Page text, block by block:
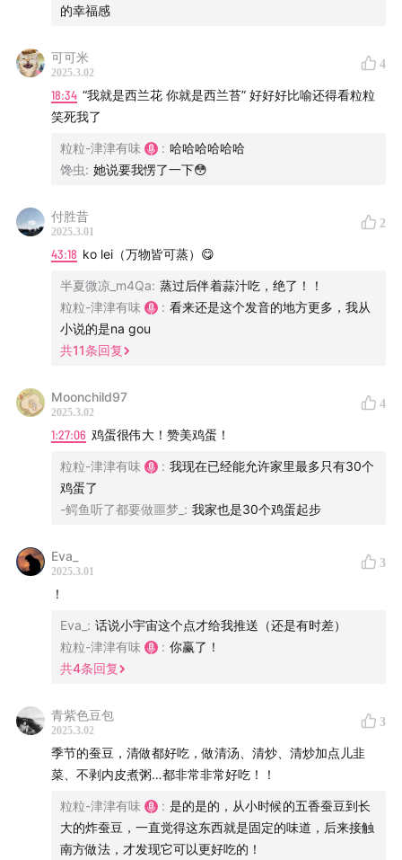
在一派纷繁芜杂里，我们为愉悦双耳而生。科技、教育、
拒绝空泛浮夸。与专业且有趣的人携手缔造清流，分享经
历，传播体验，厘清世界与你的关系。
津津乐道| 科技乱炖
厂长来了|编码人声|沸腾客厅
苹果播客 | 小宇宙App | Spotify | 喜马拉雅 | 网易云音乐
| QQ音乐 | 荔枝FM | 央广云听 | 听听FM | Sure竖耳App |
Bilibili | YouTube
联系我们
dao160301 | 微博：
版权声明 RSS订阅
本节目由「声湃 WavPub」提供内容托管和数据服务支
的幸福感
可可米
2025.3.02
4
18:34 “我就是西兰花 你就是西兰苔” 好好好比喻还得看粒粒
笑死我了
粒粒-津津有味 : 哈哈哈哈哈哈
馋虫: 她说要我愣了一下😳
付胜昔
2025.3.01
2
43:18 ko lei（万物皆可蒸）😋
半夏微凉_m4Qa: 蒸过后伴着蒜汁吃，绝了！！
粒粒-津津有味
: 看来还是这个发音的地方更多，我从
小说的是na gou
共11条回复
Moonchild97
2025.3.02
4
1:27:06 鸡蛋很伟大！赞美鸡蛋！
粒粒-津津有味 : 我现在已经能允许家里最多只有30个
鸡蛋了
-鳄鱼听了都要做噩梦_ : 我家也是30个鸡蛋起步
Eva_
2025.3.01
3
！
Eva_ : 话说小宇宙这个点才给我推送（还是有时差）
粒粒-津津有味
: 你赢了！
共4条回复
青紫色豆包
2025.3.02
3
季节的蚕豆，清做都好吃，做清汤、清炒、清炒加点儿韭
菜、不剥内皮煮粥…都非常非常好吃！！
粒粒-津津有味 : 是的是的，从小时候的五香蚕豆到长
大的炸蚕豆，一直觉得这东西就是固定的味道，后来接触
南方做法，才发现它可以更好吃的！